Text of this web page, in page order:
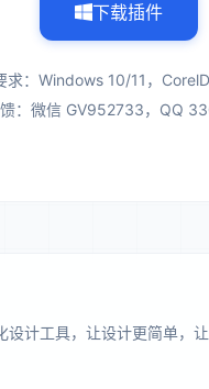
下载插件
求：Windows 10/11，
：微信 GV952733，QQ
设计工具，让设计更简单，让